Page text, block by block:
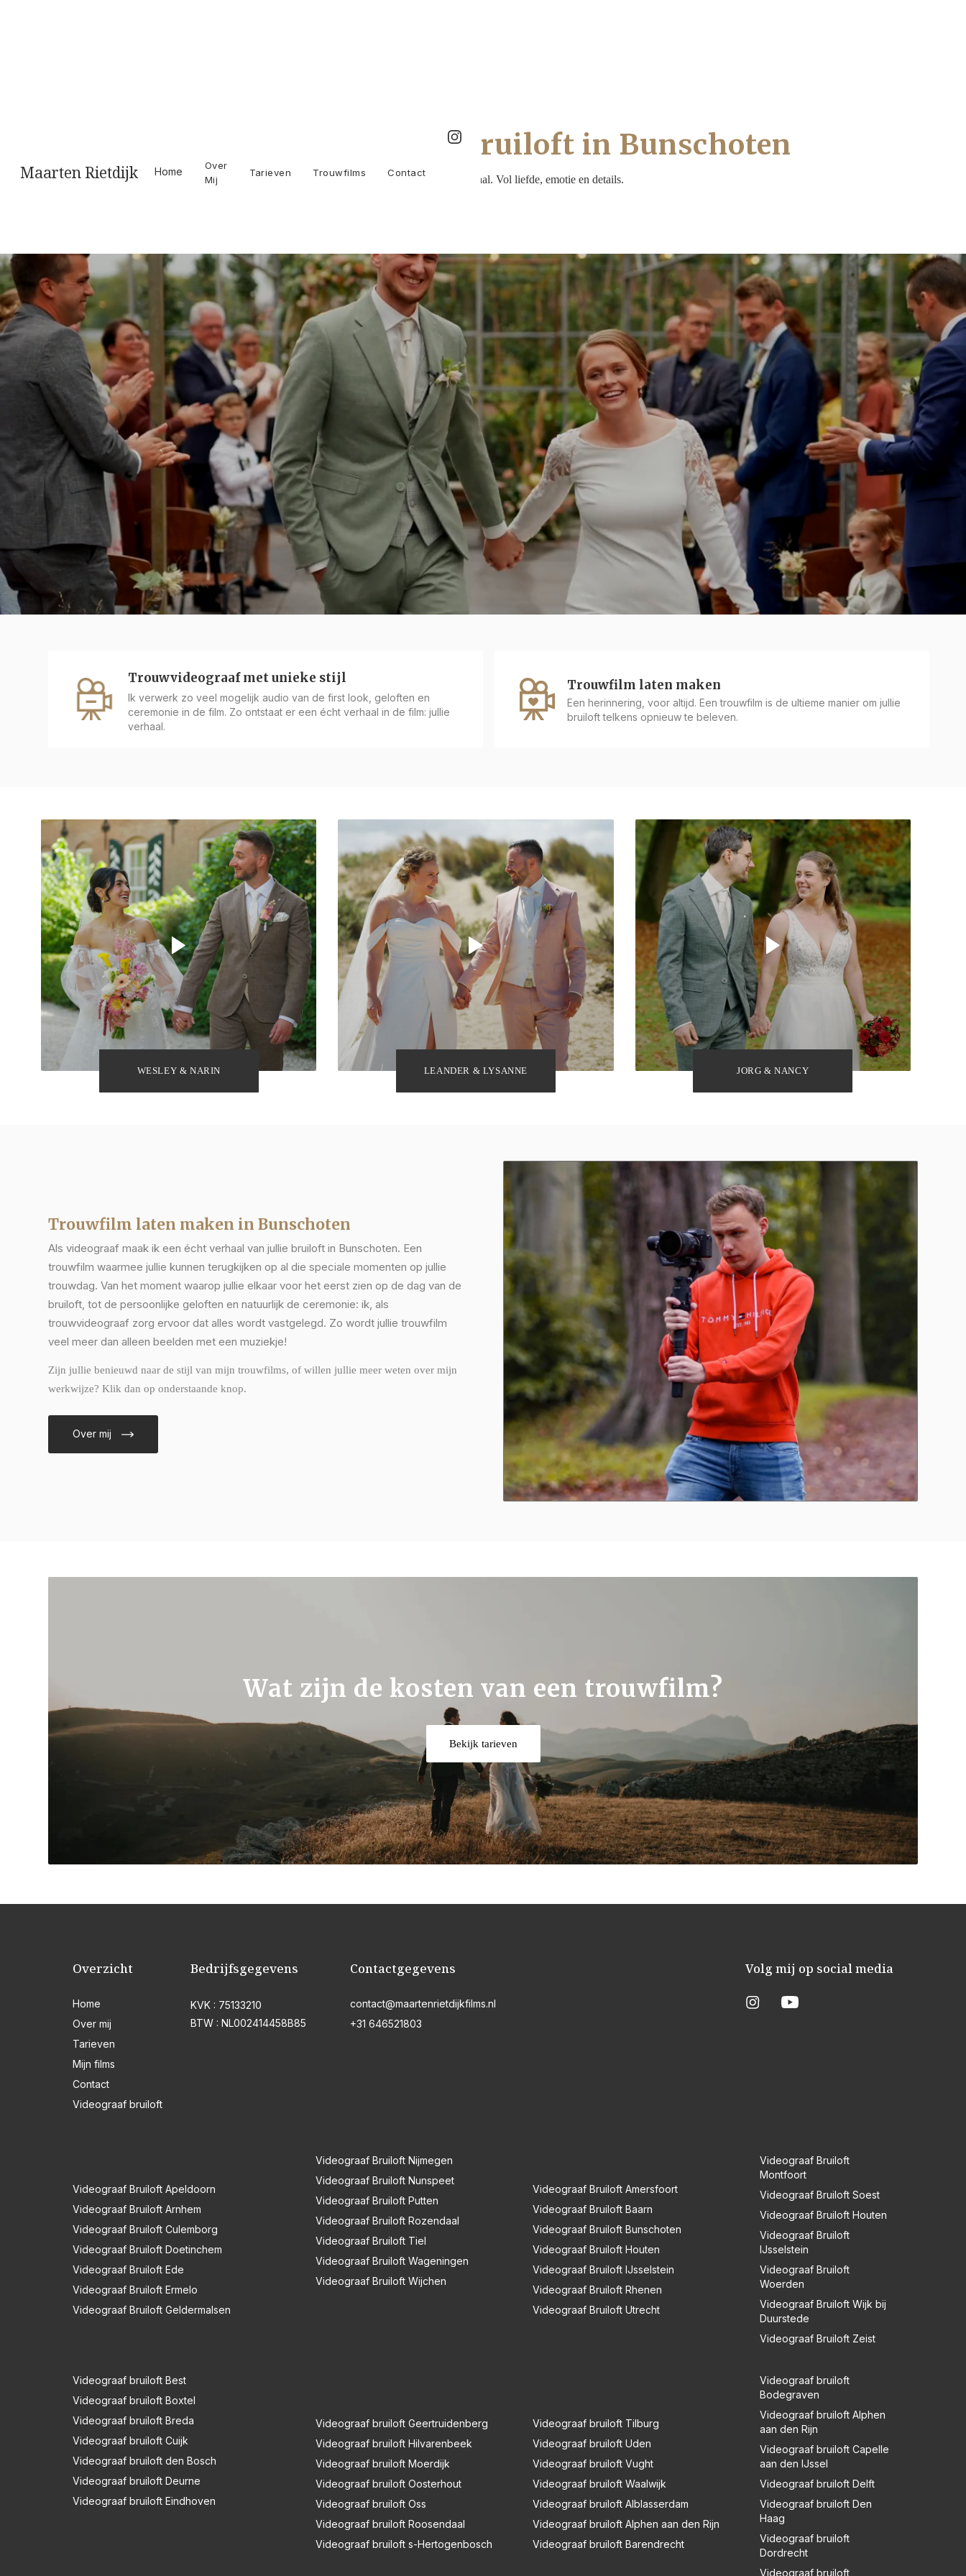
Maarten Rietdijk Home
Over
Mij
Tarieven Trouwfilms Contact
Videograaf op jullie bruiloft in Bunschoten
Trouwfilms met een écht verhaal. Vol liefde, emotie en details.
Trouwvideograaf met unieke stijl
Ik verwerk zo veel mogelijk audio van de first look, geloften en
ceremonie in de film. Zo ontstaat er een écht verhaal in de film: jullie
verhaal.
Trouwfilm laten maken
Een herinnering, voor altijd. Een trouwfilm is de ultieme manier om jullie
bruiloft telkens opnieuw te beleven.
WESLEY & NARIN LEANDER & LYSANNE JORG & NANCY
Trouwfilm laten maken in Bunschoten
Als videograaf maak ik een écht verhaal van jullie bruiloft in Bunschoten. Een
trouwfilm waarmee jullie kunnen terugkijken op al die speciale momenten op jullie
trouwdag. Van het moment waarop jullie elkaar voor het eerst zien op de dag van de
bruiloft, tot de persoonlijke geloften en natuurlijk de ceremonie: ik, als
trouwvideograaf zorg ervoor dat alles wordt vastgelegd. Zo wordt jullie trouwfilm
veel meer dan alleen beelden met een muziekje!
Zijn jullie benieuwd naar de stijl van mijn trouwfilms, of willen jullie meer weten over mijn
werkwijze? Klik dan op onderstaande knop.
Over mij
Wat zijn de kosten van een trouwfilm?
Bekijk tarieven
Overzicht
Home
Over mij
Tarieven
Mijn films
Contact
Videograaf bruiloft
Bedrijfsgegevens
KVK : 75133210
BTW : NL002414458B85
Contactgegevens
contact@maartenrietdijkfilms.nl
+31 646521803
Volg mij op social media
Videograaf Bruiloft Apeldoorn
Videograaf Bruiloft Arnhem
Videograaf Bruiloft Culemborg
Videograaf Bruiloft Doetinchem
Videograaf Bruiloft Ede
Videograaf Bruiloft Ermelo
Videograaf Bruiloft Geldermalsen
Videograaf Bruiloft Nijmegen
Videograaf Bruiloft Nunspeet
Videograaf Bruiloft Putten
Videograaf Bruiloft Rozendaal
Videograaf Bruiloft Tiel
Videograaf Bruiloft Wageningen
Videograaf Bruiloft Wijchen
Videograaf Bruiloft Amersfoort
Videograaf Bruiloft Baarn
Videograaf Bruiloft Bunschoten
Videograaf Bruiloft Houten
Videograaf Bruiloft IJsselstein
Videograaf Bruiloft Rhenen
Videograaf Bruiloft Utrecht
Videograaf Bruiloft
Montfoort
Videograaf Bruiloft Soest
Videograaf Bruiloft Houten
Videograaf Bruiloft
IJsselstein
Videograaf Bruiloft
Woerden
Videograaf Bruiloft Wijk bij
Duurstede
Videograaf Bruiloft Zeist
Videograaf bruiloft Best
Videograaf bruiloft Boxtel
Videograaf bruiloft Breda
Videograaf bruiloft Cuijk
Videograaf bruiloft den Bosch
Videograaf bruiloft Deurne
Videograaf bruiloft Eindhoven
Videograaf bruiloft Geertruidenberg
Videograaf bruiloft Hilvarenbeek
Videograaf bruiloft Moerdijk
Videograaf bruiloft Oosterhout
Videograaf bruiloft Oss
Videograaf bruiloft Roosendaal
Videograaf bruiloft s-Hertogenbosch
Videograaf bruiloft Tilburg
Videograaf bruiloft Uden
Videograaf bruiloft Vught
Videograaf bruiloft Waalwijk
Videograaf bruiloft Alblasserdam
Videograaf bruiloft Alphen aan den Rijn
Videograaf bruiloft Barendrecht
Videograaf bruiloft
Bodegraven
Videograaf bruiloft Alphen
aan den Rijn
Videograaf bruiloft Capelle
aan den IJssel
Videograaf bruiloft Delft
Videograaf bruiloft Den
Haag
Videograaf bruiloft
Dordrecht
Videograaf bruiloft